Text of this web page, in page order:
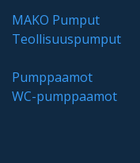
MAKO Pumput
Teollisuuspumput
Pumppaamot
WC-pumppaamot